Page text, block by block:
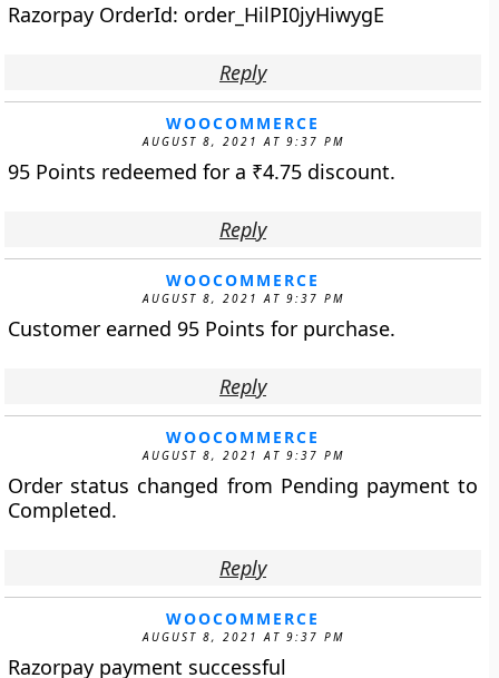
Razorpay OrderId: order_HilPI0jyHiwygE
Reply
WOOCOMMERCE
AUGUST 8, 2021 AT 9:37 PM
95 Points redeemed for a ₹4.75 discount.
Reply
WOOCOMMERCE
AUGUST 8, 2021 AT 9:37 PM
Customer earned 95 Points for purchase.
Reply
WOOCOMMERCE
AUGUST 8, 2021 AT 9:37 PM
Order status changed from Pending payment to
Completed.
Reply
WOOCOMMERCE
AUGUST 8, 2021 AT 9:37 PM
Razorpay payment successful